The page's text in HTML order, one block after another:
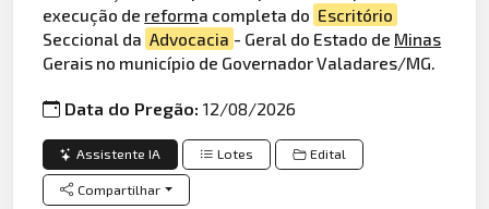
execução de reforma completa do Escritório
Seccional da Advocacia - Geral do Estado de Minas
Gerais no município de Governador Valadares/MG.
Data do Pregão:12/08/2026
Assistente IA Lotes Edital
Compartilhar